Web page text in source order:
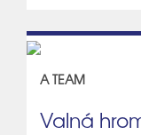
A TEAM
Valná